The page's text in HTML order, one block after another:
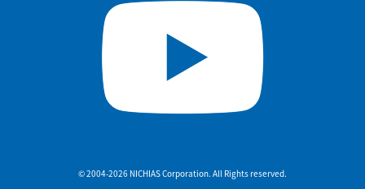
© 2004-2026 NICHIAS Corporation. All Rights reserved.